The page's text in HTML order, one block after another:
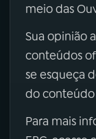
meio das
Sua opinião
conteúdos
se esqueça
do conteúdo
Para mais